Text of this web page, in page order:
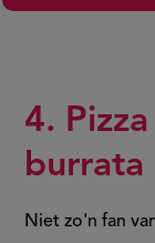
4.
burrata
Niet zo'n fan